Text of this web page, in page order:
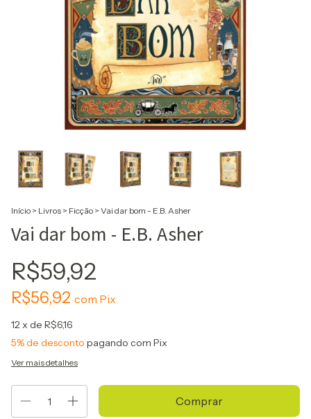
Início > Livros > Ficção > Vai dar bom - E.B. Asher
Vai dar bom - E.B. Asher
R$59,92
R$56,92 com Pix
12x de R$6,16
5% de desconto pagando com Pix
Ver mais detalhes